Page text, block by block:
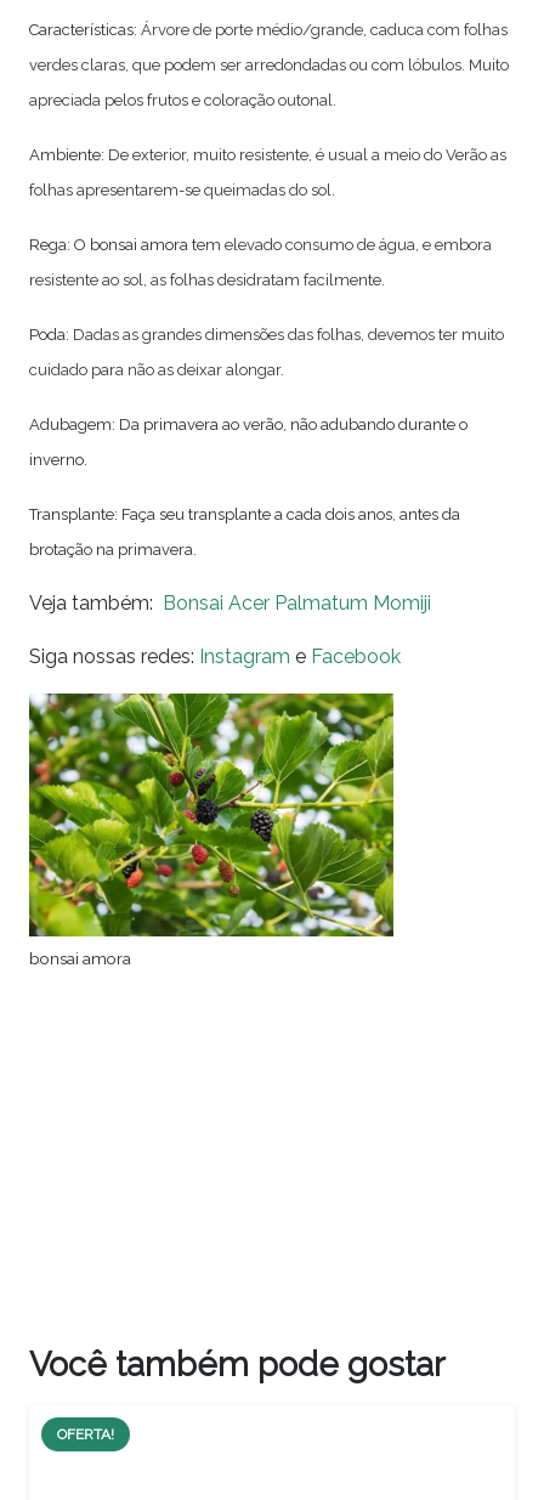
Características: Árvore de porte médio/grande, caduca com folhas
verdes claras, que podem ser arredondadas ou com lóbulos. Muito
apreciada pelos frutos e coloração outonal.
Ambiente: De exterior, muito resistente, é usual a meio do Verão as
folhas apresentarem-se queimadas do sol.
Rega: O bonsai amora tem elevado consumo de água, e embora
resistente ao sol, as folhas desidratam facilmente
Poda: Dadas as grandes dimensões das folhas, devemos ter muito
cuidado para não as deixar alongar.
Adubagem: Da primavera ao verão, não adubando durante o
inverno.
Transplante: Faça seu transplante a cada dois anos, antes da
brotação na primavera.
Veja também: Bonsai Acer Palmatum Momiji
Siga nossas redes: Instagram e Facebook
bonsai amora
Você também pode gostar
OFERTA!